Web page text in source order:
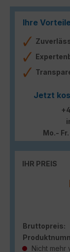
Ihre
Jetzt
Mo.-
IHR PREIS
Bruttopreis:
Nicht mehr